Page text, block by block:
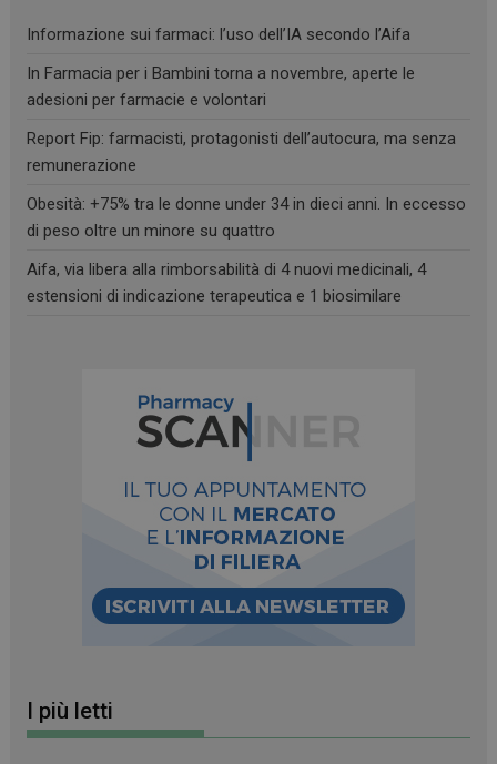
Informazione sui farmaci: l’uso dell’IA secondo l’Aifa
In Farmacia per i Bambini torna a novembre, aperte le
adesioni per farmacie e volontari
Report Fip: farmacisti, protagonisti dell’autocura, ma senza
remunerazione
Obesità: +75% tra le donne under 34 in dieci anni. In eccesso
di peso oltre un minore su quattro
Aifa, via libera alla rimborsabilità di 4 nuovi medicinali, 4
estensioni di indicazione terapeutica e 1 biosimilare
I più letti